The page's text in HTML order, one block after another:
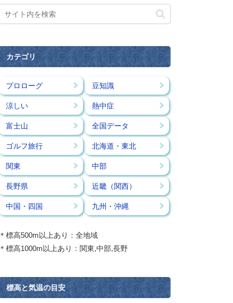
カテゴリ
プロローグ 豆知識
涼しい 熱中症
富士山 全国データ
ゴルフ旅行 北海道・東北
関東 中部
長野県 近畿（関西）
中国・四国 九州・沖縄
＊標高500m以上あり：全地域
＊標高1000m以上あり：関東,中部,長野
標高と気温の目安